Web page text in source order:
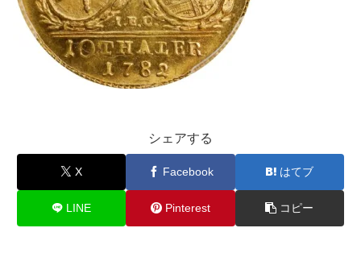
シェアする
X Facebook はてブ
LINE Pinterest コピー